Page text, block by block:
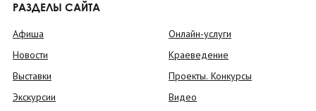
РАЗДЕЛЫ САЙТА
Афиша
Новости
Выставки
Экскурсии
Онлайн-услуги
Краеведение
Проекты. Конкурсы
Видео